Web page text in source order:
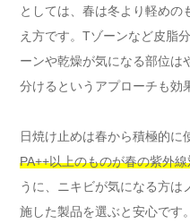
としては、春は冬より軽めの
え方です。Tゾーンなど皮脂
ーンや乾燥が気になる部位は
分けるというアプローチも効
日焼け止めは春から積極的に
PA++以上のものが春の紫外
うに、ニキビが気になる方は
施した製品を選ぶと安心です。